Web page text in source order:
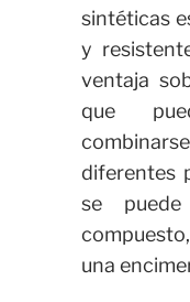
sintéticas
y
ventaja
que
diferentes
se
una